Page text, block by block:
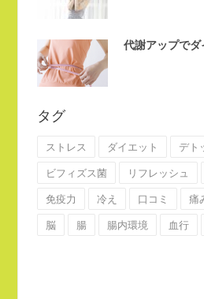
代謝アップでダ
タグ
ストレス ダイエット
デト
ビフィズス菌
リフレッシュ
免疫力
冷え 口コミ 痛
脳
腸 腸内環境 血行